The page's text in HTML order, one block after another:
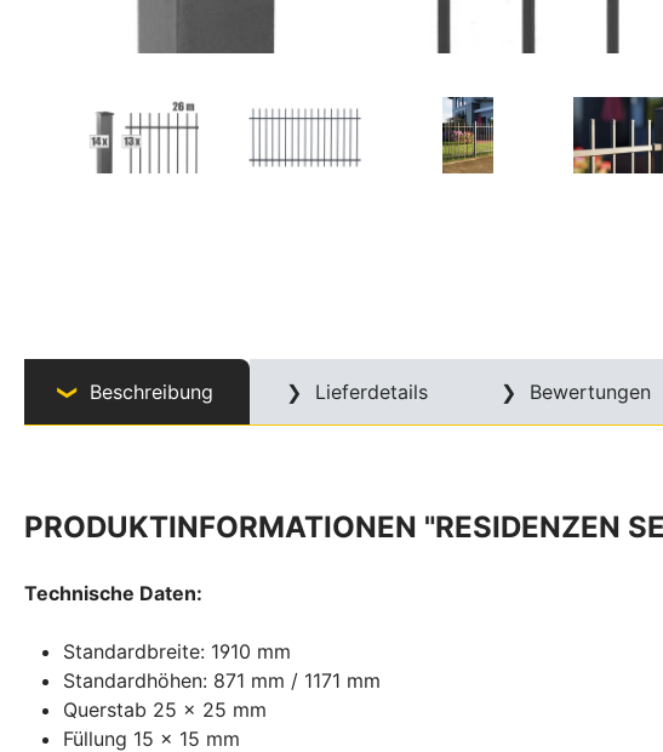
Beschreibung Lieferdetails Bewertungen
PRODUKTINFORMATIONEN "RESIDENZEN
Technische Daten:
Standardbreite: 1910 mm
Standardhöhen: 871 mm / 1171 mm
Querstab 25 x 25 mm
Füllung 15 x 15 mm